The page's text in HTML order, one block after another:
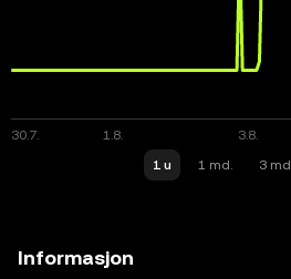
1 u 1 md. 3 md.
Informasjon